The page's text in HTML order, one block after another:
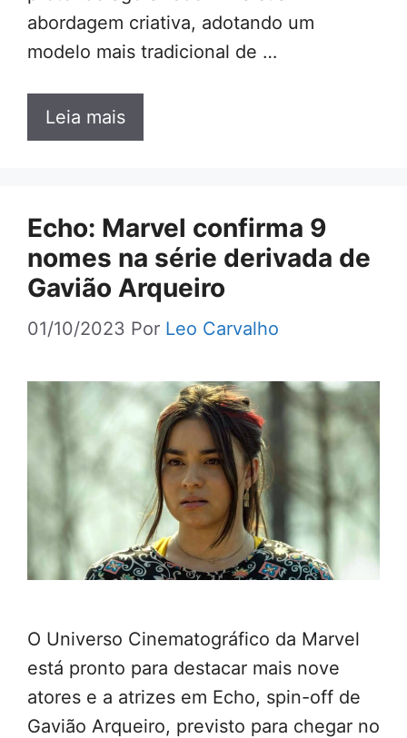
abordagem criativa, adotando um
modelo mais tradicional de …
Leia mais
Echo: Marvel confirma 9
nomes na série derivada de
Gavião Arqueiro
01/10/2023 Por Leo Carvalho
O Universo Cinematográfico da Marvel
está pronto para destacar mais nove
atores e a atrizes em Echo, spin-off de
Gavião Arqueiro, previsto para chegar no